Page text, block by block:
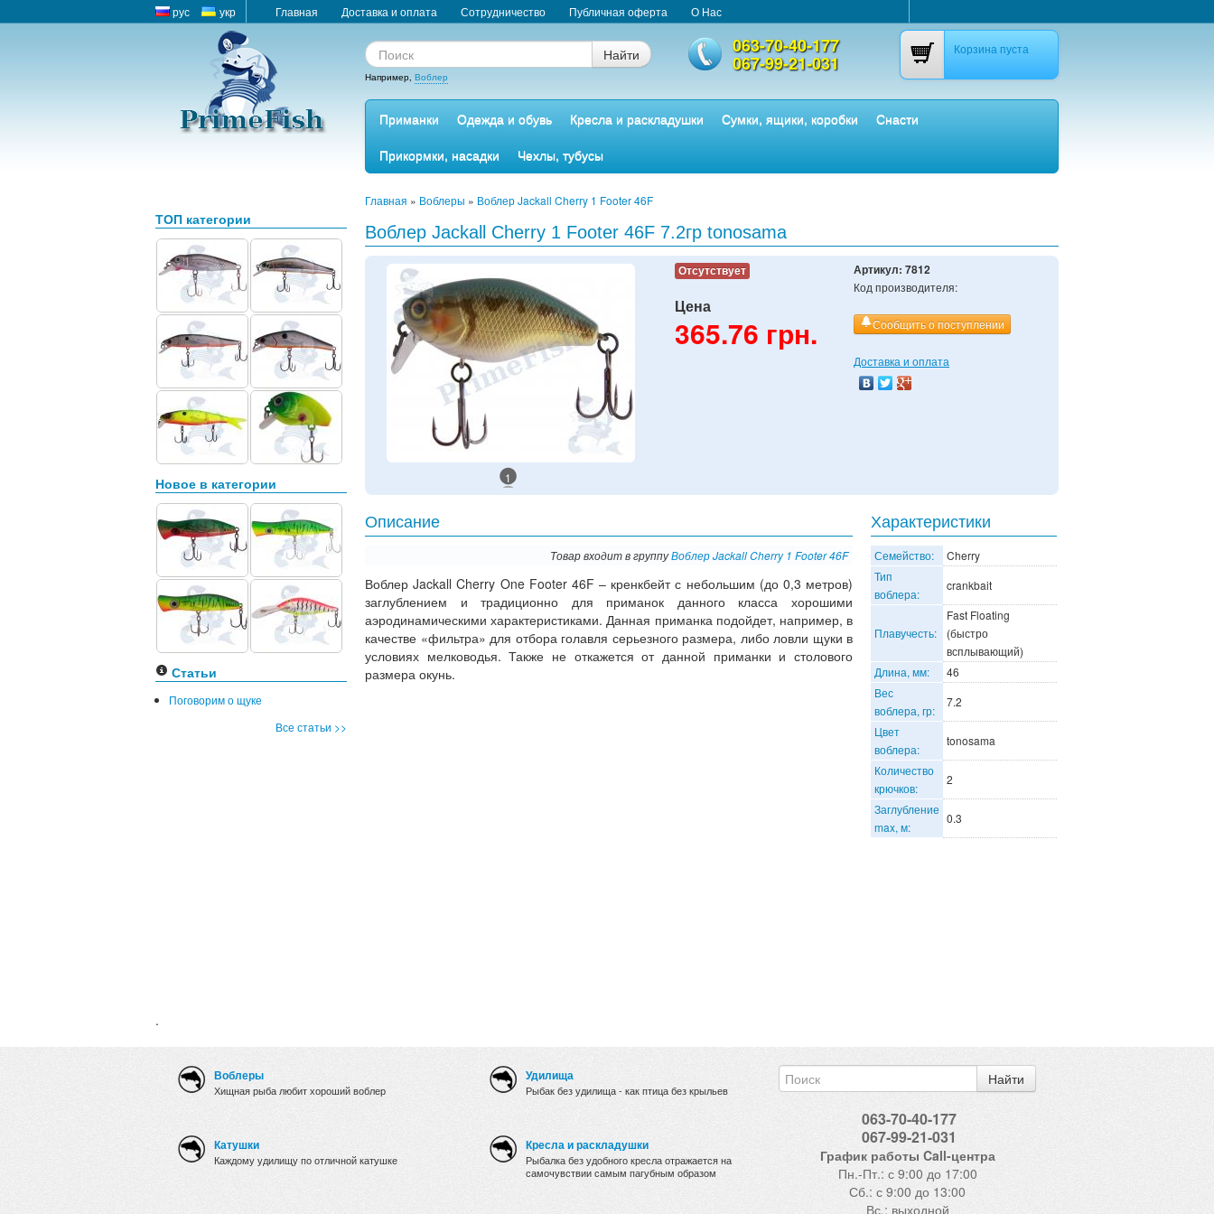
рус укр Главная Доставка и оплата Сотрудничество Публичная оферта О Нас
Найти
Например, Воблер
063-70-40-177
067-99-21-031
Корзина пуста
Приманки Одежда и обувь Кресла и раскладушки Сумки, ящики, коробки
Снасти
Прикормки, насадки
Чехлы, тубусы
ТОП категории
Новое в категории
Статьи
Поговорим о щуке
Все статьи >>
.
Главная » Воблеры » Воблер Jackall Cherry 1 Footer 46F
Воблер Jackall Cherry 1 Footer 46F 7.2гр tonosama
1
Отсутствует
Цена
365.76 грн.
Артикул: 7812
Код производителя:
Сообщить о поступлении
Доставка и оплата
Описание
Товар входит в группуВоблер Jackall Cherry 1 Footer 46F
Воблер Jackall Cherry One Footer 46F – кренкбейт с небольшим (до 0,3 метров)
заглублением и традиционно для приманок данного класса хорошими
аэродинамическими характеристиками. Данная приманка подойдет, например, в
качестве «фильтра» для отбора голавля серьезного размера, либо ловли щуки в
условиях мелководья. Также не откажется от данной приманки и столового
размера окунь.
Характеристики
Семейство:
Cherry
Тип
воблера:
crankbait
Плавучесть:
Fast Floating
(быстро
всплывающий)
Длина, мм:
46
Вес
воблера, гр:
7.2
Цвет
воблера:
tonosama
Количество
крючков:
2
Заглубление
max, м:
0.3
Воблеры
Хищная рыба любит хороший воблер
Катушки
Каждому удилищу по отличной катушке
Удилища
Рыбак без удилища - как птица без крыльев
Кресла и раскладушки
Рыбалка без удобного кресла отражается на
самочувствии самым пагубным образом
Найти
063-70-40-177
067-99-21-031
График работы Call-центра
Пн.-Пт.: с 9:00 до 17:00
Сб.: с 9:00 до 13:00
Вс.: выходной